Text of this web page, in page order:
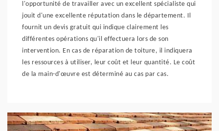
l'opportunité de travailler avec un excellent spécialiste qui
jouit d'une excellente réputation dans le département. Il
fournit un devis gratuit qui indique clairement les
différentes opérations qu'il effectuera lors de son
intervention. En cas de réparation de toiture, il indiquera
les ressources à utiliser, leur coût et leur quantité. Le coût
de la main-d'œuvre est déterminé au cas par cas.